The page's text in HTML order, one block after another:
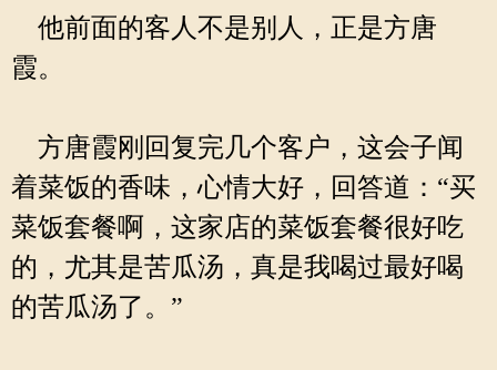
他前面的客人不是别人，正是方唐
霞。
方唐霞刚回复完几个客户，这会子闻
着菜饭的香味，心情大好，回答道：“买
菜饭套餐啊，这家店的菜饭套餐很好吃
的，尤其是苦瓜汤，真是我喝过最好喝
的苦瓜汤了。”